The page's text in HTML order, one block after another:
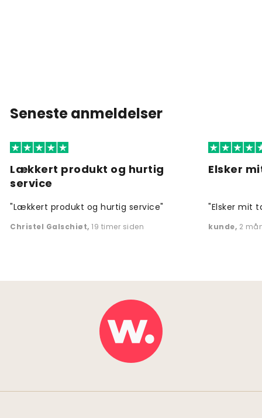
Seneste anmeldelser
Lækkert produkt og hurtig
service
"Lækkert produkt og hurtig service"
Christel Galschiøt, 19 timer siden
Elsker
"Elsker mit
kunde, 2